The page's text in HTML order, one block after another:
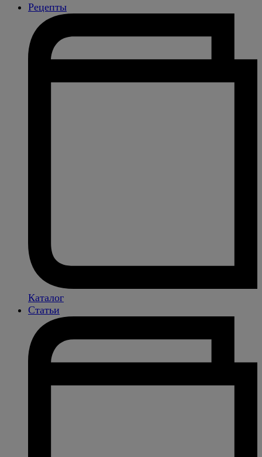
Рецепты
Каталог
Статьи